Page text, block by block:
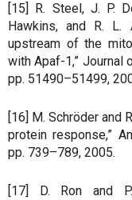
[15] R. Steel, J. P.
Hawkins, and R. L.
upstream of the
with Apaf-1,” Journal
pp. 51490–51499,
[16] M. Schröder and
protein response,”
pp. 739–789, 2005.
[17] D. Ron and